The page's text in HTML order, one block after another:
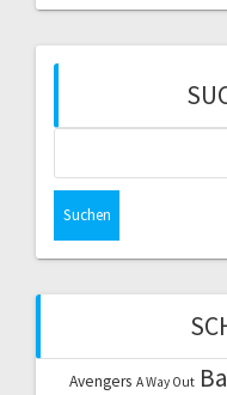
Avengers A Way Out